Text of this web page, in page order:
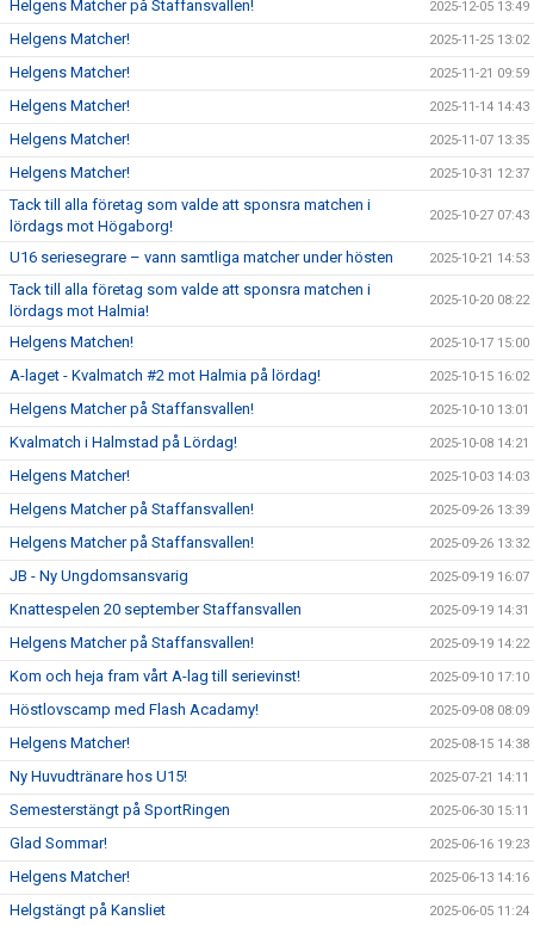
Helgens Matcher på Staffansvallen! 2025-12-05 13:49
Helgens Matcher! 2025-11-25 13:02
Helgens Matcher! 2025-11-21 09:59
Helgens Matcher! 2025-11-14 14:43
Helgens Matcher! 2025-11-07 13:35
Helgens Matcher! 2025-10-31 12:37
Tack till alla företag som valde att sponsra matchen i
lördags mot Högaborg!
2025-10-27 07:43
U16 seriesegrare – vann samtliga matcher under hösten 2025-10-21 14:53
Tack till alla företag som valde att sponsra matchen i
lördags mot Halmia!
2025-10-20 08:22
Helgens Matchen! 2025-10-17 15:00
A-laget - Kvalmatch #2 mot Halmia på lördag! 2025-10-15 16:02
Helgens Matcher på Staffansvallen! 2025-10-10 13:01
Kvalmatch i Halmstad på Lördag! 2025-10-08 14:21
Helgens Matcher! 2025-10-03 14:03
Helgens Matcher på Staffansvallen! 2025-09-26 13:39
Helgens Matcher på Staffansvallen! 2025-09-26 13:32
JB - Ny Ungdomsansvarig 2025-09-19 16:07
Knattespelen 20 september Staffansvallen 2025-09-19 14:31
Helgens Matcher på Staffansvallen! 2025-09-19 14:22
Kom och heja fram vårt A-lag till serievinst! 2025-09-10 17:10
Höstlovscamp med Flash Acadamy! 2025-09-08 08:09
Helgens Matcher! 2025-08-15 14:38
Ny Huvudtränare hos U15! 2025-07-21 14:11
Semesterstängt på SportRingen 2025-06-30 15:11
Glad Sommar! 2025-06-16 19:23
Helgens Matcher! 2025-06-13 14:16
Helgstängt på Kansliet 2025-06-05 11:24